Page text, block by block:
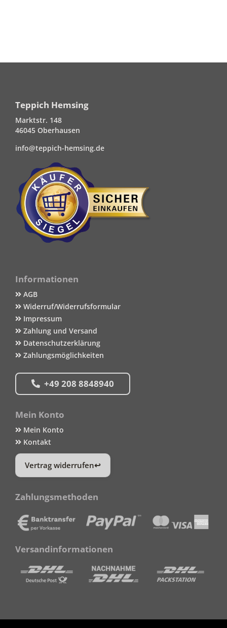
Teppich Hemsing
Marktstr. 148
46045 Oberhausen
info@teppich-hemsing.de
Informationen
AGB
Widerruf/Widerrufsformular
Impressum
Zahlung und Versand
Datenschutzerklärung
Zahlungsmöglichkeiten
+49 208 8848940
Mein Konto
Mein Konto
Kontakt
Vertrag widerrufen
Zahlungsmethoden
Versandinformationen